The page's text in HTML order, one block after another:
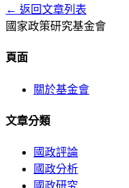
← 返回文章列表
國家政策研究基金會
頁面
關於基金會
文章分類
國政評論
國政分析